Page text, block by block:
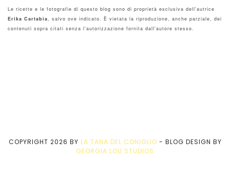
Le ricette e le fotografie di questo blog sono di proprietà esclusiva dell'autrice
Erika Cartabia, salvo ove indicato. È vietata la riproduzione, anche parziale, dei
contenuti sopra citati senza l'autorizzazione fornita dall'autore stesso.
COPYRIGHT 2026 BY LA TANA DEL CONIGLIO - BLOG DESIGN BY
GEORGIA LOU STUDIOS